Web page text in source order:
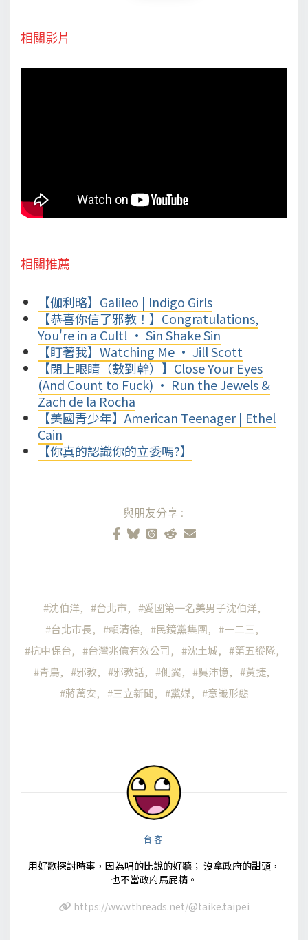
相關影片
相關推薦
【伽利略】Galileo | Indigo Girls
【恭喜你信了邪教！】Congratulations,
You're in a Cult! • Sin Shake Sin
【盯著我】Watching Me • Jill Scott
【閉上眼睛（數到幹）】Close Your Eyes
(And Count to Fuck) • Run the Jewels &
Zach de la Rocha
【美國青少年】American Teenager | Ethel
Cain
【你真的認識你的立委嗎?】
與朋友分享:
沈伯洋 台北市
愛國第一名美男子沈伯洋
台北市長
賴清德 民鏡黨集團
一二三
抗中保台
台灣兆億有效公司 沈土城
第五縱隊
青鳥
邪教 邪教話 側翼 吳沛憶
黃捷
蔣萬安
三立新聞 黨媒 意識形態
台客
用好歌探討時事，因為唱的比說的好聽； 沒拿政府的甜頭，
也不當政府馬屁精。
https://www.threads.net/@taike.taipei